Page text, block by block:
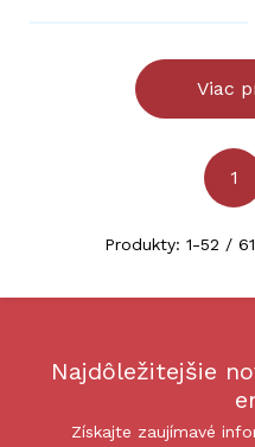
Viac
1
Produkty: 1-52 / 61
Najdôležitejšie
Získajte zaujímavé